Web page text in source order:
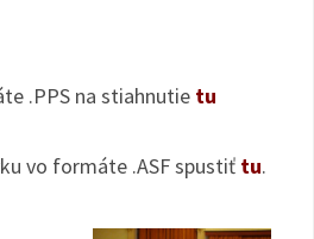
.PPS na stiahnutie tu
vo formáte .ASF spustiť tu.